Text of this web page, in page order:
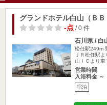
グランドホテル白山（ＢＢ
-点/ 0 件
石川県 / 白
松任駅249m
ＪＲ松任駅
山ＩＣより車
営業時間
入浴料金 ～
宿泊